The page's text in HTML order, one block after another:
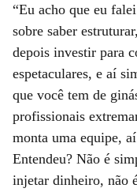
“Eu acho que eu
sobre saber
depois investir para
espetaculares, e aí
que você tem de
profissionais
monta uma equipe,
Entendeu? Não é
injetar dinheiro, não